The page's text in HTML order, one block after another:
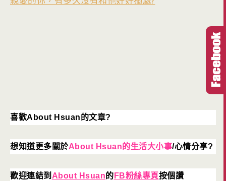
喜歡About Hsuan的文章?
想知道更多關於About Hsuan的生活大小事/心情分享?
歡迎連結到 About Hsuan的 FB粉絲專頁按個讚